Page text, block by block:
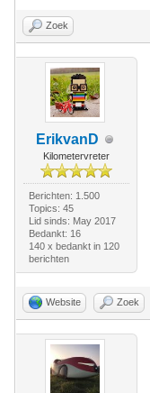
Zoek
ErikvanD
Kilometervreter
Berichten: 1.500
Topics: 45
Lid sinds: May 2017
Bedankt: 16
140 x bedankt in 120
berichten
Website Zoek